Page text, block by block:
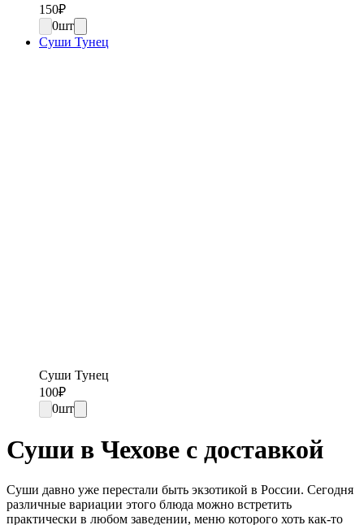
150₽
0шт
Суши Тунец
Суши Тунец
100₽
0шт
Суши в Чехове с доставкой
Суши давно уже перестали быть экзотикой в России. Сегодня
различные вариации этого блюда можно встретить
практически в любом заведении, меню которого хоть как-то